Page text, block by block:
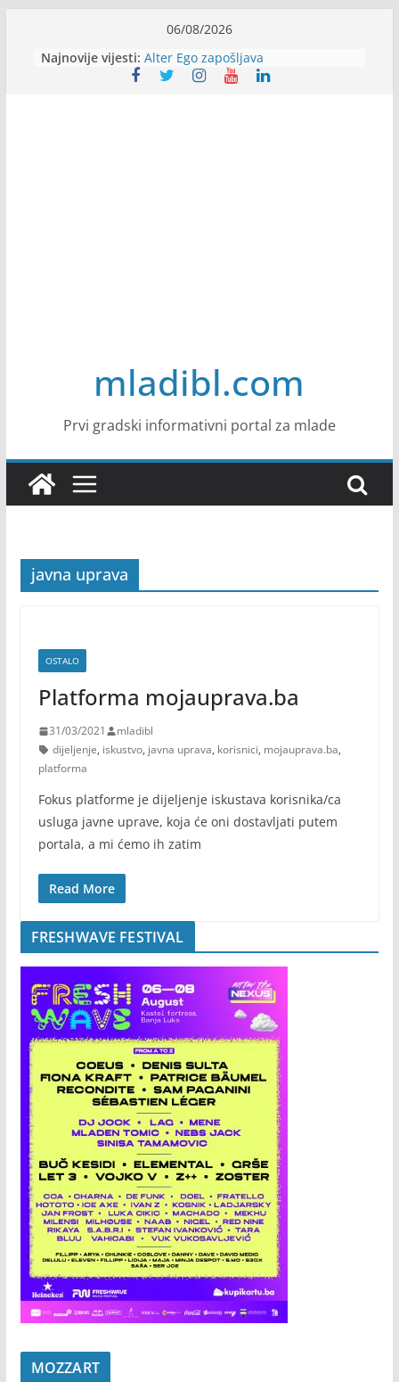
content
06/08/2026
Najnovije vijesti: Alter Ego zapošljava
Sjajna arhitektonska praksa u
mladibl.com
Prvi gradski informativni portal za mlade
javna uprava
OSTALO
Platforma mojauprava.ba
31/03/2021
mladibl
dijeljenje, iskustvo, javna uprava, korisnici, mojauprava.ba,
platforma
Fokus platforme je dijeljenje iskustava korisnika/ca
usluga javne uprave, koja će oni dostavljati putem
portala, a mi ćemo ih zatim
Read More
FRESHWAVE FESTIVAL
MOZZART